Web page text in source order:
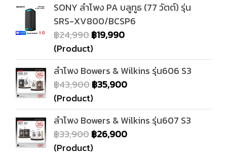
SONY ลำโพง PA บลูทูธ (77 วัตต์) รุ่น
SRS-XV800/BCSP6
฿24,990฿19,990
(Product)
ลำโพง Bowers & Wilkins รุ่น606 S3
฿43,900฿35,900
(Product)
ลำโพง Bowers & Wilkins รุ่น607 S3
฿33,900฿26,900
(Product)